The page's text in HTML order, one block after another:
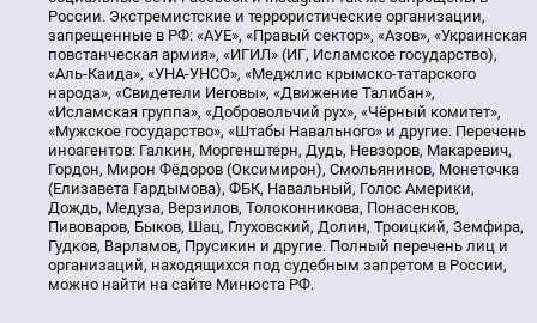
России. Экстремистские и террористические организации,
запрещенные в РФ: «АУЕ», «Правый сектор», «Азов», «Украинская
повстанческая армия», «ИГИЛ» (ИГ, Исламское государство),
«Аль-Каида», «УНА-УНСО», «Меджлис крымско-татарского
народа», «Свидетели Иеговы», «Движение Талибан»,
«Исламская группа», «Добровольчий рух», «Чёрный комитет»,
«Мужское государство», «Штабы Навального» и другие. Перечень
иноагентов: Галкин, Моргенштерн, Дудь, Невзоров, Макаревич,
Гордон, Мирон Фёдоров (Оксимирон), Смольянинов, Монеточка
(Елизавета Гардымова), ФБК, Навальный, Голос Америки,
Дождь, Медуза, Верзилов, Толоконникова, Понасенков,
Пивоваров, Быков, Шац, Глуховский, Долин, Троицкий, Земфира,
Гудков, Варламов, Прусикин и другие. Полный перечень лиц и
организаций, находящихся под судебным запретом в России,
можно найти на сайте Минюста РФ.